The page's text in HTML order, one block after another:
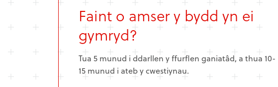
Faint o amser y bydd yn ei
gymryd?
Tua 5 munud i ddarllen y ffurflen ganiatâd, a thua 10-
15 munud i ateb y cwestiynau.